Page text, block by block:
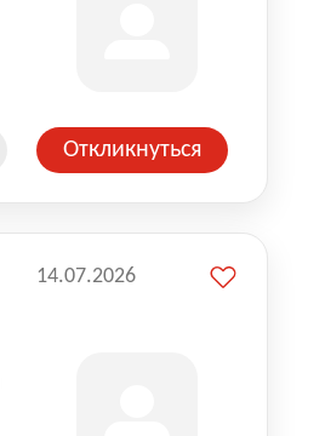
Откликнуться
14.07.2026